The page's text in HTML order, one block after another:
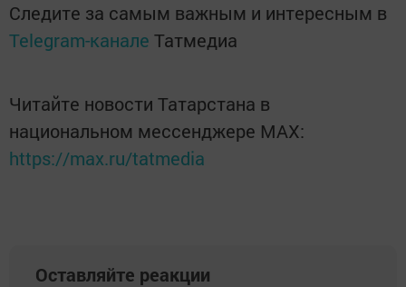
Следите за самым важным и интересным в
Telegram-канале Татмедиа
Читайте новости Татарстана в
национальном мессенджере MАХ:
https://max.ru/tatmedia
Оставляйте реакции